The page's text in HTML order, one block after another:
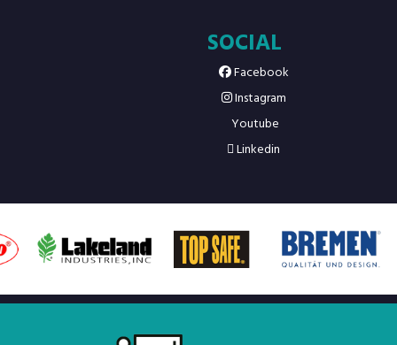
SOCIAL
Facebook
Instagram
Youtube
Linkedin